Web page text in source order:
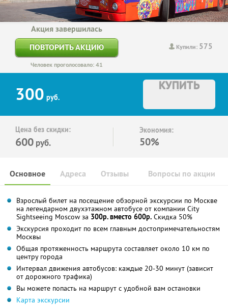
Купили: 575
Акция завершилась
ПОВТОРИТЬ АКЦИЮ
Человек проголосовало: 41
300 руб.
КУПИТЬ
Цена без скидки:
600 руб.
Экономия:
50%
Основное Отзывы Вопросы по акции
Адреса
Взрослый билет на посещение обзорной экскурсии по Москве
на легендарном двухэтажном автобусе от компании City
Sightseeing Moscow за 300р. вместо 600р. Скидка 50%
Экскурсия проходит по всем главным достопримечательностям
Москвы
Общая протяженность маршрута составляет около 10 км по
центру города
Интервал движения автобусов: каждые 20-30 минут (зависит
от дорожного трафика)
Вы можете попасть на маршрут с удобной вам остановки
Карта экскурсии